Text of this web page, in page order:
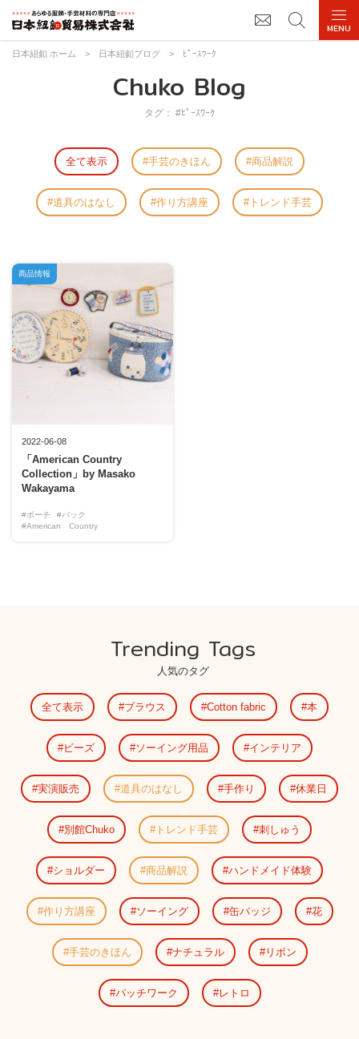
日本紐釦 ホーム > 日本紐釦ブログ > ﾋﾟｰｽﾜｰｸ
Chuko Blog
タグ： #ﾋﾟｰｽﾜｰｸ
全て表示 手芸のきほん 商品解説
道具のはなし 作り方講座 トレンド手芸
2022-06-08
「American Country
Collection」by Masako
Wakayama
#ポーチ
#バック
#American Country
商品情報
Trending Tags
人気のタグ
全て表示 ブラウス Cotton fabric 本
ビーズ ソーイング用品 インテリア
実演販売 道具のはなし 手作り 休業日
別館Chuko トレンド手芸 刺しゅう
ショルダー 商品解説 ハンドメイド体験
作り方講座 ソーイング 缶バッジ 花
手芸のきほん ナチュラル リボン
パッチワーク レトロ